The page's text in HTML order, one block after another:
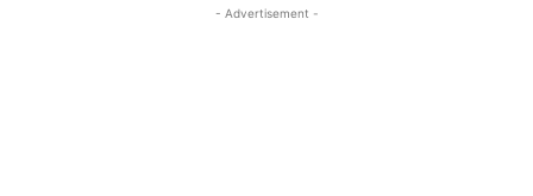
- Advertisement -